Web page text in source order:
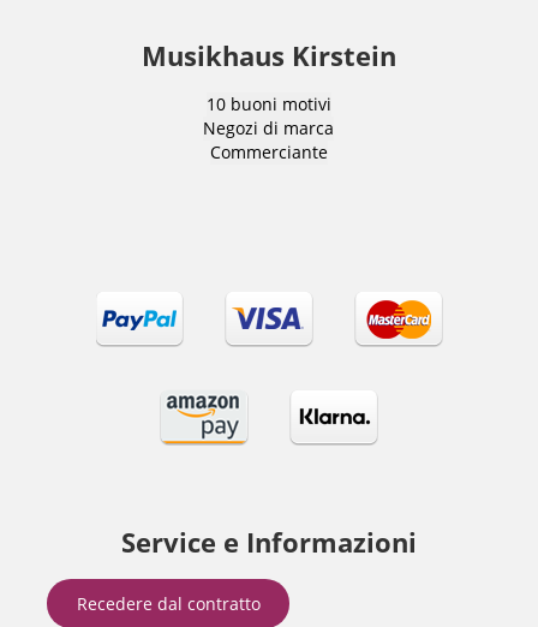
Musikhaus Kirstein
10 buoni motivi
Negozi di marca
Commerciante
Service e Informazioni
Recedere dal contratto